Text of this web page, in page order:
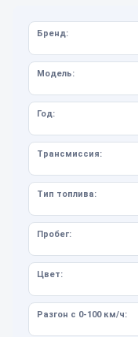
Бренд:
Модель:
Год:
Трансмиссия:
Тип топлива:
Пробег:
Цвет:
Разгон с 0-100 км/ч: